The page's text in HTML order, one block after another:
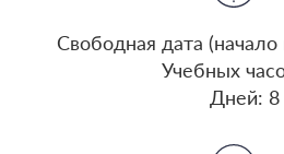
Cвободная дата
Учебных
Дней: 8